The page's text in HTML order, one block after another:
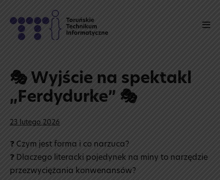
content
🎭 Wyjście na spektakl
„Ferdydurke” 🎭
23 lutego 2026
❓ Czym jest forma i co narzuca?
❓ Dlaczego literacki pojedynek na miny to narzędzie
przezwyciężania konwenansów?